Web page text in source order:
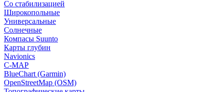
Со стабилизацией
Широкопольные
Универсальные
Солнечные
Компасы Suunto
Карты глубин
Navionics
C-MAP
BlueChart (Garmin)
OpenStreetMap (OSM)